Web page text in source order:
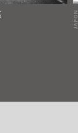
JAPON